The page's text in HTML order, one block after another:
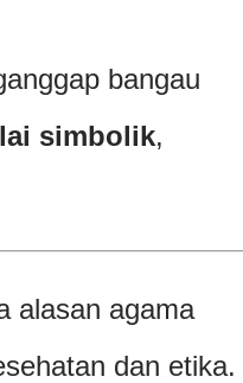
bangau
simbolik,
alasan agama
dan etika.